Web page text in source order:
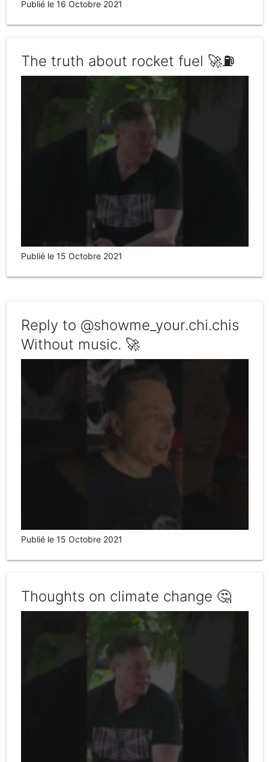
Publié le 16 Octobre 2021
The truth about rocket fuel 🚀⛽️
Publié le 15 Octobre 2021
Reply to @showme_your.chi.chis
Without music. 🚀
Publié le 15 Octobre 2021
Thoughts on climate change 🤔